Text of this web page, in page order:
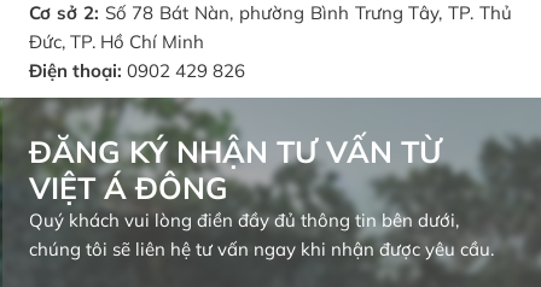
Cơ sở 2: Số 78 Bát Nàn, phường Bình Trưng Tây, TP. Thủ
Đức, TP. Hồ Chí Minh
Điện thoại: 0902 429 826
ĐĂNG KÝ NHẬN TƯ VẤN TỪ
VIỆT Á ĐÔNG
Quý khách vui lòng điền đầy đủ thông tin bên dưới,
chúng tôi sẽ liên hệ tư vấn ngay khi nhận được yêu cầu.